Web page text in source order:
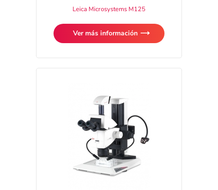
Leica Microsystems M125
Ver más información